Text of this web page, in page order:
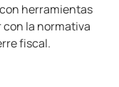
herramientas
la normativa
fiscal.